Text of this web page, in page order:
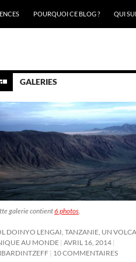
POURQUOI CE BLOG ? QUI
GALERIES
galerie contient6 photos.
DOINYO LENGAI, TANZANIE, UN
AU MONDE AVRIL 16, 2014
10 COMMENTAIRES